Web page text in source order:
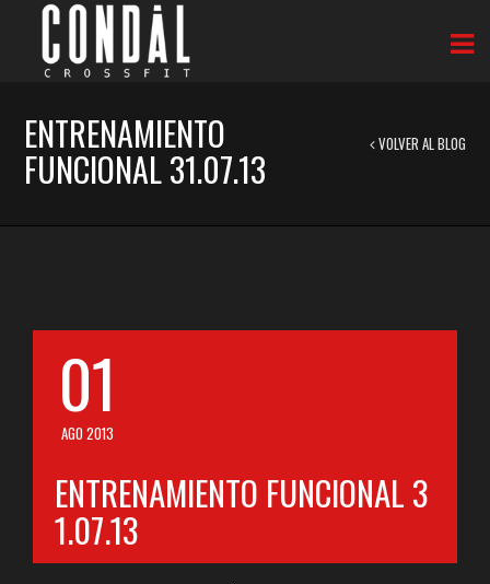
ENTRENAMIENTO
FUNCIONAL 31.07.13
VOLVER AL BLOG
01
AGO 2013
ENTRENAMIENTO FUNCIONAL 3
1.07.13